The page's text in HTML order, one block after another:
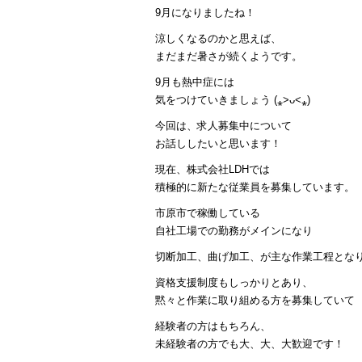
9月になりましたね！
涼しくなるのかと思えば、
まだまだ暑さが続くようです。
9月も熱中症には
気をつけていきましょう (⁎˃ᴗ˂⁎)
今回は、求人募集中について
お話ししたいと思います！
現在、株式会社LDHでは
積極的に新たな従業員を募集しています。
市原市で稼働している
自社工場での勤務がメインになり
切断加工、曲げ加工、が主な作業工程とな
資格支援制度もしっかりとあり、
黙々と作業に取り組める方を募集していて
経験者の方はもちろん、
未経験者の方でも大、大、大歓迎です！